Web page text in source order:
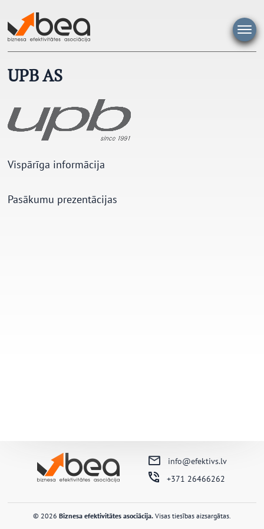
saturu
UPB AS
Vispārīga informācija
Pasākumu prezentācijas
info@efektivs.lv
+371 26466262
© 2026 Biznesa efektivitātes asociācija. Visas tiesības aizsargātas.